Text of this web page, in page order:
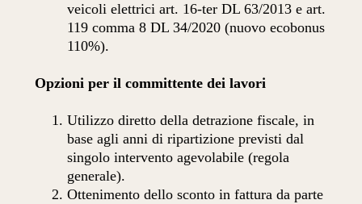
veicoli elettrici art. 16-ter DL 63/2013 e art.
119 comma 8 DL 34/2020 (nuovo ecobonus
110%).
Opzioni per il committente dei lavori
Utilizzo diretto della detrazione fiscale, in
base agli anni di ripartizione previsti dal
singolo intervento agevolabile (regola
generale).
Ottenimento dello sconto in fattura da parte